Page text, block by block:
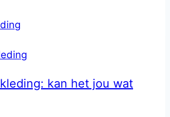
kan het jou wat